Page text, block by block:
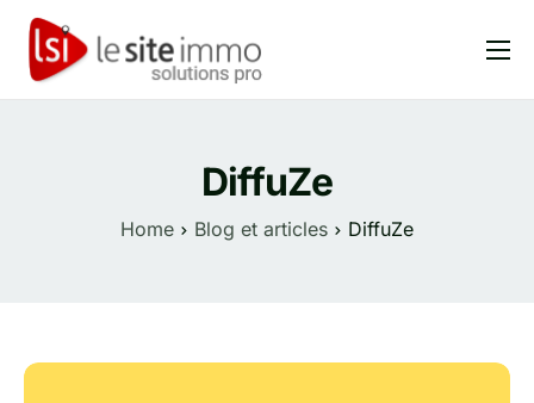
Produits
Blog et articles
DiffuZe
Home Blog et articles DiffuZe